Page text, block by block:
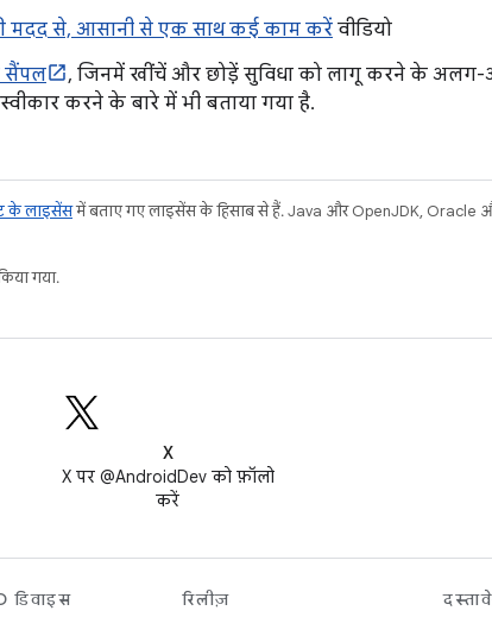
मदद से, आसानी से एक साथ कई काम करें वीडियो
सैंपल
, जिनमें खींचें और छोड़ें सुविधा को लागू करने के अलग-
स्वीकार करने के बारे में भी बताया गया है.
के लाइसेंसमें बताए गए लाइसेंस के हिसाब से हैं. Java और OpenJDK, Oracle
गया.
X
X पर @AndroidDev को फ़ॉलो
करें
डिवाइस
रिलीज़